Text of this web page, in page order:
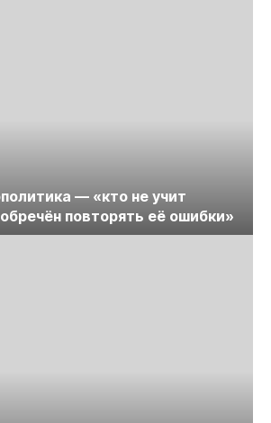
— «кто не учит
повторять её ошибки»